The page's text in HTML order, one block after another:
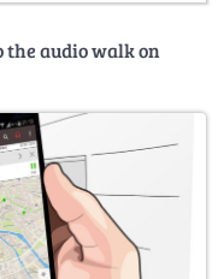
the audio walk on